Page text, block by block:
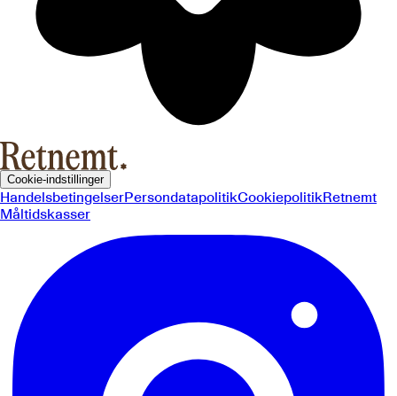
Cookie-indstillinger
HandelsbetingelserPersondatapolitikCookiepolitikRetnemt
Måltidskasser